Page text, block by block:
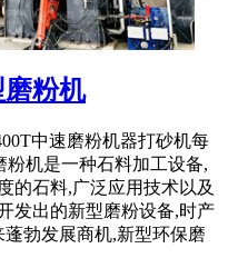
粉机
中速磨粉机器打砂机每
粉机是一种石料加工设备,
的石料,广泛应用技术以及
发出的新型磨粉设备,时产
勃发展商机,新型环保磨